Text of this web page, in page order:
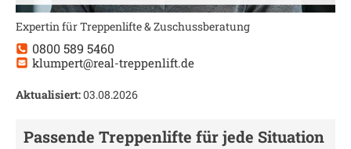
Expertin für Treppenlifte & Zuschussberatung
0800 589 5460
klumpert@real-treppenlift.de
Aktualisiert:03.08.2026
Passende Treppenlifte für jede Situation